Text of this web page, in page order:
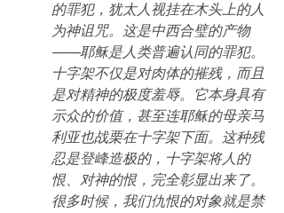
的罪犯，犹太人视挂在木头上的人
为神诅咒。这是中西合璧的产物
——耶稣是人类普遍认同的罪犯。
十字架不仅是对肉体的摧残，而且
是对精神的极度羞辱。它本身具有
示众的价值，甚至连耶稣的母亲马
利亚也战栗在十字架下面。这种残
忍是登峰造极的，十字架将人的
恨、对神的恨，完全彰显出来了。
很多时候，我们仇恨的对象就是禁